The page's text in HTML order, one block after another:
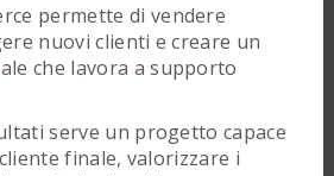
permette di vendere
nuovi clienti e creare un
che lavora a supporto
serve un progetto capace
finale, valorizzare i